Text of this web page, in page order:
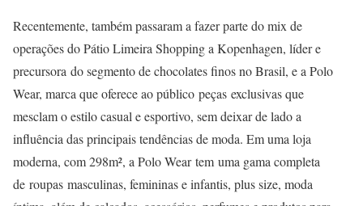
Recentemente, também passaram a fazer parte do mix de
operações do Pátio Limeira Shopping a Kopenhagen, líder e
precursora do segmento de chocolates finos no Brasil, e a Polo
Wear, marca que oferece ao público peças exclusivas que
mesclam o estilo casual e esportivo, sem deixar de lado a
influência das principais tendências de moda. Em uma loja
moderna, com 298m², a Polo Wear tem uma gama completa
de roupas masculinas, femininas e infantis, plus size, moda